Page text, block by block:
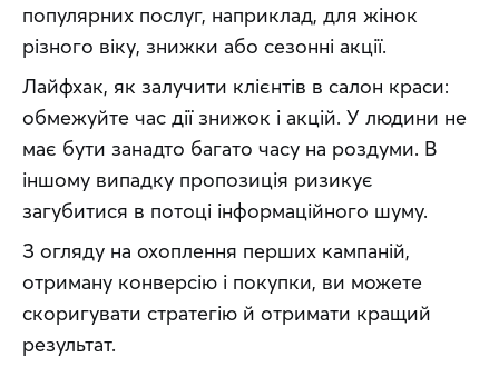
популярних послуг, наприклад, для жінок
різного віку, знижки або сезонні акції.
Лайфхак, як залучити клієнтів в салон краси:
обмежуйте час дії знижок і акцій. У людини не
має бути занадто багато часу на роздуми. В
іншому випадку пропозиція ризикує
загубитися в потоці інформаційного шуму.
З огляду на охоплення перших кампаній,
отриману конверсію і покупки, ви можете
скоригувати стратегію й отримати кращий
результат.